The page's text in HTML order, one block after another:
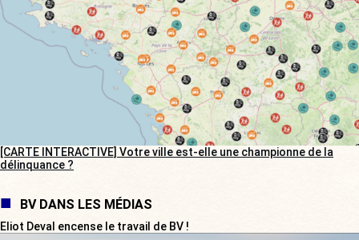
[CARTE INTERACTIVE] Votre ville est-elle une championne de la
délinquance ?
BV DANS LES MÉDIAS
Eliot Deval encense le travail de BV !